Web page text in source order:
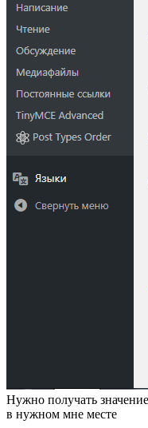
Нужно получать
в нужном мне месте